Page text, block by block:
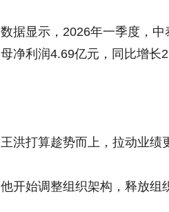
数据显示，2026年一季度，
母净利润4.69亿元，同比增长
王洪打算趁势而上，拉动业绩
他开始调整组织架构，释放组